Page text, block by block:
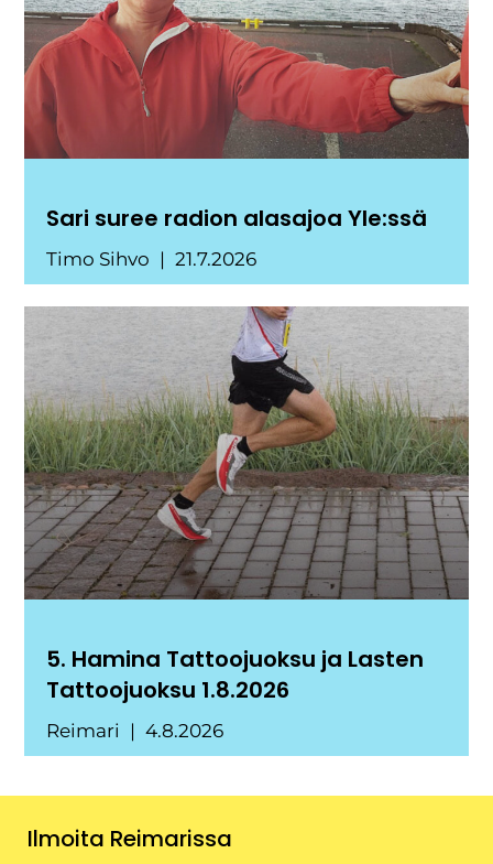
Sari suree radion alasajoa Yle:ssä
Timo Sihvo 21.7.2026
5. Hamina Tattoojuoksu ja Lasten
Tattoojuoksu 1.8.2026
Reimari 4.8.2026
Ilmoita Reimarissa